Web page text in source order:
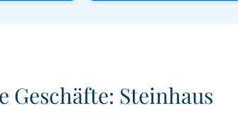
Geschäfte: Steinhaus